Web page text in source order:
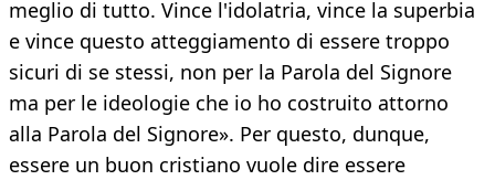
meglio di tutto. Vince l'idolatria, vince la superbia
e vince questo atteggiamento di essere troppo
sicuri di se stessi, non per la Parola del Signore
ma per le ideologie che io ho costruito attorno
alla Parola del Signore». Per questo, dunque,
essere un buon cristiano vuole dire essere